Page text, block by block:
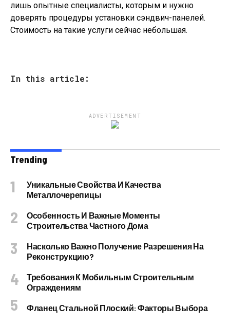
лишь опытные специалисты, которым и нужно
доверять процедуры установки сэндвич-панелей.
Стоимость на такие услуги сейчас небольшая.
In this article:
ADVERTISEMENT
Trending
Уникальные Свойства И Качества
Металлочерепицы
Особенность И Важные Моменты
Строительства Частного Дома
Насколько Важно Получение Разрешения На
Реконструкцию?
Требования К Мобильным Строительным
Ограждениям
Фланец Стальной Плоский: Факторы Выбора